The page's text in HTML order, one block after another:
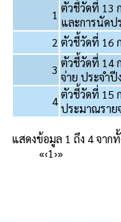
1 ตัวชี้วัดที่ 13
และการนัด
2 ตัวชี้วัดที่ 16
3 ตัวชี้วัดที่ 14
จ่าย ประจำ
4ตัวชี้วัดที่ 15
ประมาณราย
แสดงข้อมูล 1 ถึง 4 จาก
«‹1›»